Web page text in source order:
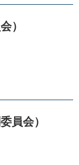
）
員会）